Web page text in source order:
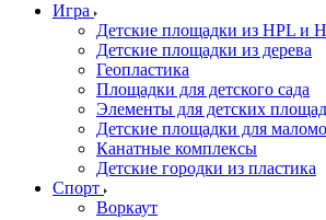
Игра
Детские площадки из HPL и
Детские площадки из дерева
Геопластика
Площадки для детского сада
Элементы для детских
Детские площадки для
Канатные комплексы
Детские городки из пластика
Спорт
Воркаут